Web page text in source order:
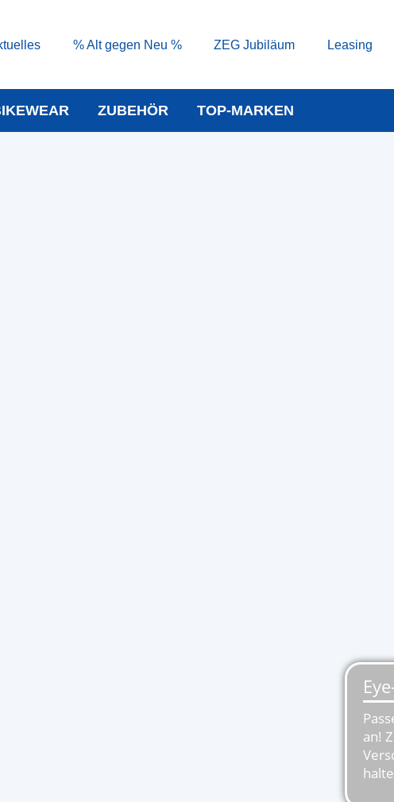
% Alt gegen Neu % ZEG Jubiläum Leasing
ZUBEHÖR TOP-MARKEN